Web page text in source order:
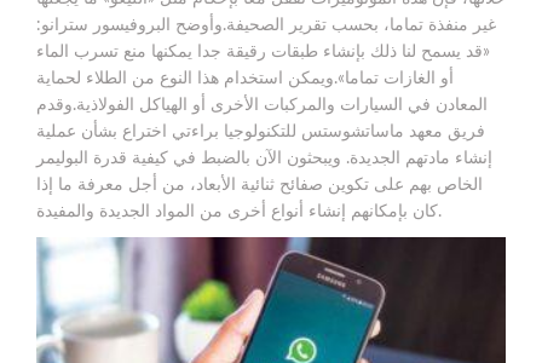
غير منفذة تماما، بحسب تقرير الصحيفة.وأوضح البروفيسور سترانو:
«قد يسمح لنا ذلك بإنشاء طبقات رقيقة جدا يمكنها منع تسرب الماء
أو الغازات تماما».ويمكن استخدام هذا النوع من الطلاء لحماية
المعادن في السيارات والمركبات الأخرى أو الهياكل الفولاذية.وقدم
فريق معهد ماساتشوستس للتكنولوجيا براءتي اختراع بشأن عملية
إنشاء مادتهم الجديدة. ويبحثون الآن بالضبط في كيفية قدرة البوليمر
الخاص بهم على تكوين صفائح ثنائية الأبعاد، من أجل معرفة ما إذا
كان بإمكانهم إنشاء أنواع أخرى من المواد الجديدة والمفيدة.